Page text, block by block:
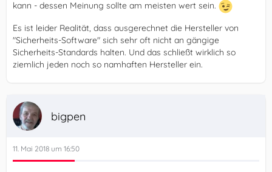
kann - dessen Meinung sollte am meisten wert sein.
Es ist leider Realität, dass ausgerechnet die Hersteller von
"Sicherheits-Software" sich sehr oft nicht an gängige
Sicherheits-Standards halten. Und das schließt wirklich so
ziemlich jeden noch so namhaften Hersteller ein.
bigpen
11. Mai 2018 um 16:50